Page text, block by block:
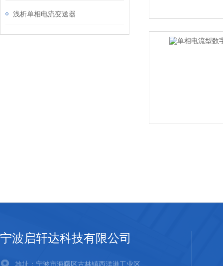
浅析单相电流变送器
宁波启轩达科技有限公司
地址：宁波市海曙区古林镇西洋港工业区